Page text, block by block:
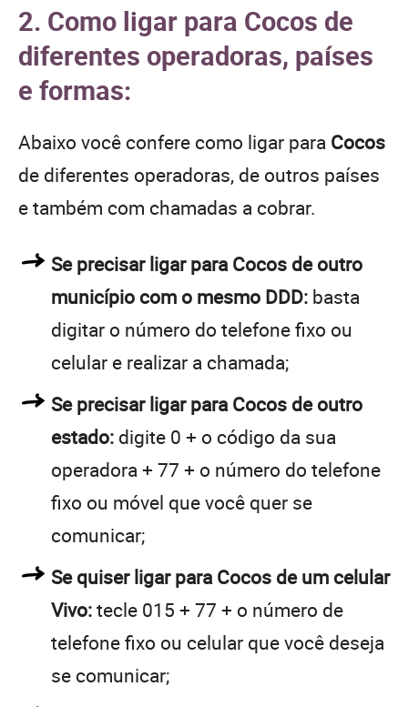
2. Como ligar para Cocos de
diferentes operadoras, países
e formas:
Abaixo você confere como ligar para Cocos
de diferentes operadoras, de outros países
e também com chamadas a cobrar.
Se precisar ligar para Cocos de outro
município com o mesmo DDD: basta
digitar o número do telefone fixo ou
celular e realizar a chamada;
Se precisar ligar para Cocos de outro
estado: digite 0 + o código da sua
operadora + 77 + o número do telefone
fixo ou móvel que você quer se
comunicar;
Se quiser ligar para Cocos de um celular
Vivo:tecle 015 + 77 + o número de
telefone fixo ou celular que você deseja
se comunicar;